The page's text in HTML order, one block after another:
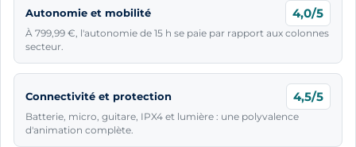
Autonomie et mobilité 4,0/5
À 799,99 €, l'autonomie de 15 h se paie par rapport aux colonnes
secteur.
Connectivité et protection 4,5/5
Batterie, micro, guitare, IPX4 et lumière : une polyvalence
d'animation complète.